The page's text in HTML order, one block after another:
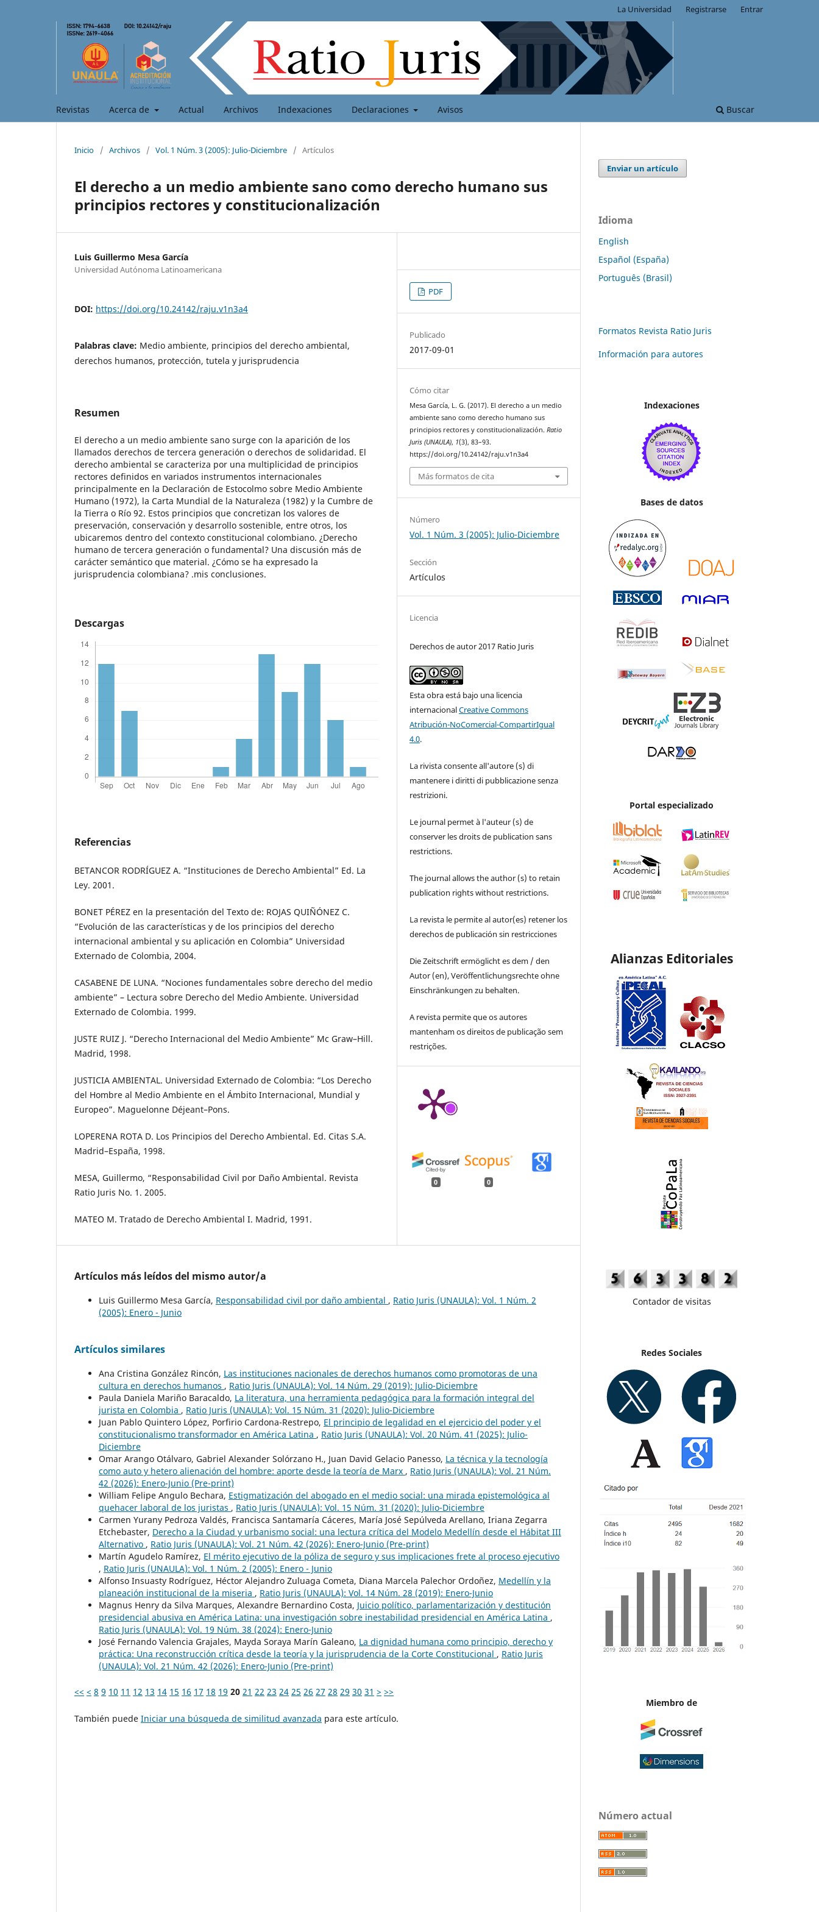
Revistas Acerca de Actual Archivos Indexaciones Declaraciones Avisos Buscar
La Universidad Registrarse Entrar
Inicio / Archivos / Vol. 1 Núm. 3 (2005): Julio-Diciembre / Artículos
El derecho a un medio ambiente sano como derecho humano sus
principios rectores y constitucionalización
Luis Guillermo Mesa García
Universidad Autónoma Latinoamericana
DOI: https://doi.org/10.24142/raju.v1n3a4
Palabras clave: Medio ambiente, principios del derecho ambiental,
derechos humanos, protección, tutela y jurisprudencia
Resumen
El derecho a un medio ambiente sano surge con la aparición de los
llamados derechos de tercera generación o derechos de solidaridad. El
derecho ambiental se caracteriza por una multiplicidad de principios
rectores definidos en variados instrumentos internacionales
principalmente en la Declaración de Estocolmo sobre Medio Ambiente
Humano (1972), la Carta Mundial de la Naturaleza (1982) y la Cumbre de
la Tierra o Río 92. Estos principios que concretizan los valores de
preservación, conservación y desarrollo sostenible, entre otros, los
ubicaremos dentro del contexto constitucional colombiano. ¿Derecho
humano de tercera generación o fundamental? Una discusión más de
carácter semántico que material. ¿Cómo se ha expresado la
jurisprudencia colombiana? .mis conclusiones.
Descargas
Referencias
BETANCOR RODRÍGUEZ A. “Instituciones de Derecho Ambiental” Ed. La
Ley. 2001.
BONET PÉREZ en la presentación del Texto de: ROJAS QUIÑÓNEZ C.
“Evolución de las características y de los principios del derecho
internacional ambiental y su aplicación en Colombia” Universidad
Externado de Colombia, 2004.
CASABENE DE LUNA. “Nociones fundamentales sobre derecho del medio
ambiente” – Lectura sobre Derecho del Medio Ambiente. Universidad
Externado de Colombia. 1999.
JUSTE RUIZ J. “Derecho Internacional del Medio Ambiente” Mc Graw–Hill.
Madrid, 1998.
JUSTICIA AMBIENTAL. Universidad Externado de Colombia: “Los Derecho
del Hombre al Medio Ambiente en el Ámbito Internacional, Mundial y
Europeo”. Maguelonne Déjeant–Pons.
LOPERENA ROTA D. Los Principios del Derecho Ambiental. Ed. Citas S.A.
Madrid–España, 1998.
MESA, Guillermo, “Responsabilidad Civil por Daño Ambiental. Revista
Ratio Juris No. 1. 2005.
MATEO M. Tratado de Derecho Ambiental I. Madrid, 1991.
PDF
Publicado
2017-09-01
Cómo citar
Mesa García, L. G. (2017). El derecho a un medio
ambiente sano como derecho humano sus
principios rectores y constitucionalización.Ratio
Juris (UNAULA), 1(3), 83–93.
https://doi.org/10.24142/raju.v1n3a4
Más formatos de cita
Número
Vol. 1 Núm. 3 (2005): Julio-Diciembre
Sección
Artículos
Licencia
Derechos de autor 2017 Ratio Juris
Esta obra está bajo una licencia
internacionalCreative Commons
Atribución-NoComercial-CompartirIgual
4.0.
La rivista consente all'autore (s) di
mantenere i diritti di pubblicazione senza
restrizioni.
Le journal permet à l'auteur (s) de
conserver les droits de publication sans
restrictions.
The journal allows the author (s) to retain
publication rights without restrictions.
La revista le permite al autor(es) retener los
derechos de publicación sin restricciones
Die Zeitschrift ermöglicht es dem / den
Autor (en), Veröffentlichungsrechte ohne
Einschränkungen zu behalten.
A revista permite que os autores
mantenham os direitos de publicação sem
restrições.
0 0
Artículos más leídos del mismo autor/a
Luis Guillermo Mesa García, Responsabilidad civil por daño ambiental , Ratio Juris (UNAULA): Vol. 1 Núm. 2
(2005): Enero - Junio
Artículos similares
Ana Cristina González Rincón, Las instituciones nacionales de derechos humanos como promotoras de una
cultura en derechos humanos , Ratio Juris (UNAULA): Vol. 14 Núm. 29 (2019): Julio-Diciembre
Paula Daniela Mariño Baracaldo, La literatura, una herramienta pedagógica para la formación integral del
jurista en Colombia , Ratio Juris (UNAULA): Vol. 15 Núm. 31 (2020): Julio-Diciembre
Juan Pablo Quintero López, Porfirio Cardona-Restrepo, El principio de legalidad en el ejercicio del poder y el
constitucionalismo transformador en América Latina , Ratio Juris (UNAULA): Vol. 20 Núm. 41 (2025): Julio-
Diciembre
Omar Arango Otálvaro, Gabriel Alexander Solórzano H., Juan David Gelacio Panesso, La técnica y la tecnología
como auto y hetero alienación del hombre: aporte desde la teoría de Marx , Ratio Juris (UNAULA): Vol. 21 Núm.
42 (2026): Enero-Junio (Pre-print)
William Felipe Angulo Bechara, Estigmatización del abogado en el medio social: una mirada epistemológica al
quehacer laboral de los juristas , Ratio Juris (UNAULA): Vol. 15 Núm. 31 (2020): Julio-Diciembre
Carmen Yurany Pedroza Valdés, Francisca Santamaría Cáceres, María José Sepúlveda Arellano, Iriana Zegarra
Etchebaster, Derecho a la Ciudad y urbanismo social: una lectura crítica del Modelo Medellín desde el Hábitat III
Alternativo , Ratio Juris (UNAULA): Vol. 21 Núm. 42 (2026): Enero-Junio (Pre-print)
Martín Agudelo Ramírez, El mérito ejecutivo de la póliza de seguro y sus implicaciones frete al proceso ejecutivo
, Ratio Juris (UNAULA): Vol. 1 Núm. 2 (2005): Enero - Junio
Alfonso Insuasty Rodríguez, Héctor Alejandro Zuluaga Cometa, Diana Marcela Palechor Ordoñez, Medellín y la
planeación institucional de la miseria , Ratio Juris (UNAULA): Vol. 14 Núm. 28 (2019): Enero-Junio
Magnus Henry da Silva Marques, Alexandre Bernardino Costa, Juicio político, parlamentarización y destitución
presidencial abusiva en América Latina: una investigación sobre inestabilidad presidencial en América Latina ,
Ratio Juris (UNAULA): Vol. 19 Núm. 38 (2024): Enero-Junio
José Fernando Valencia Grajales, Mayda Soraya Marín Galeano, La dignidad humana como principio, derecho y
práctica: Una reconstrucción crítica desde la teoría y la jurisprudencia de la Corte Constitucional , Ratio Juris
(UNAULA): Vol. 21 Núm. 42 (2026): Enero-Junio (Pre-print)
<< < 8 9 10 11 12 13 14 15 16 17 18 19 20 21 22 23 24 25 26 27 28 29 30 31 > >>
También puede Iniciar una búsqueda de similitud avanzada para este artículo.
Enviar un artículo
Idioma
English
Español (España)
Português (Brasil)
Formatos Revista Ratio Juris
Información para autores
Indexaciones
Bases de datos
Portal especializado
Alianzas Editoriales
Contador de visitas
Redes Sociales
Miembro de
Número actual